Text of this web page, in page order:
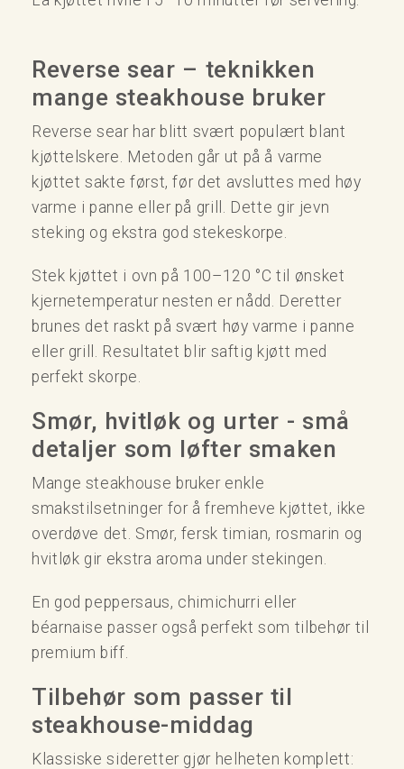
Reverse sear – teknikken
mange steakhouse bruker
Reverse sear har blitt svært populært blant
kjøttelskere. Metoden går ut på å varme
kjøttet sakte først, før det avsluttes med høy
varme i panne eller på grill. Dette gir jevn
steking og ekstra god stekeskorpe.
Stek kjøttet i ovn på 100–120 °C til ønsket
kjernetemperatur nesten er nådd. Deretter
brunes det raskt på svært høy varme i panne
eller grill. Resultatet blir saftig kjøtt med
perfekt skorpe.
Smør, hvitløk og urter - små
detaljer som løfter smaken
Mange steakhouse bruker enkle
smakstilsetninger for å fremheve kjøttet, ikke
overdøve det. Smør, fersk timian, rosmarin og
hvitløk gir ekstra aroma under stekingen.
En god peppersaus, chimichurri eller
béarnaise passer også perfekt som tilbehør til
premium biff.
Tilbehør som passer til
steakhouse-middag
Klassiske sideretter gjør helheten komplett: